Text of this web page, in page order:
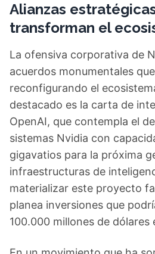
Alianzas
transforman el
La ofensiva corporativa de
acuerdos monumentales
reconfigurando el
destacado es la carta de
OpenAI, que contempla el
sistemas Nvidia con
gigavatios para la próxima
infraestructuras de
materializar este proyecto
planea inversiones que
100.000 millones de dólares